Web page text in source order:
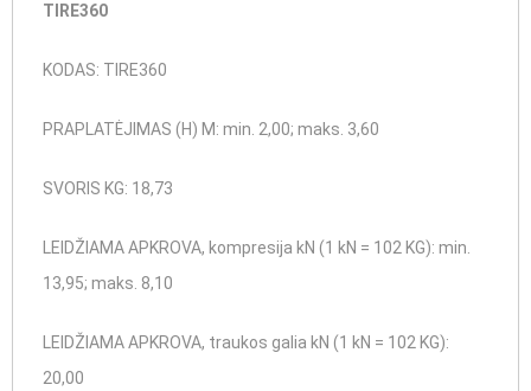
TIRE360
KODAS: TIRE360
PRAPLATĖJIMAS (H) M: min. 2,00; maks. 3,60
SVORIS KG: 18,73
LEIDŽIAMA APKROVA, kompresija kN (1 kN = 102 KG): min.
13,95; maks. 8,10
LEIDŽIAMA APKROVA, traukos galia kN (1 kN = 102 KG):
20,00